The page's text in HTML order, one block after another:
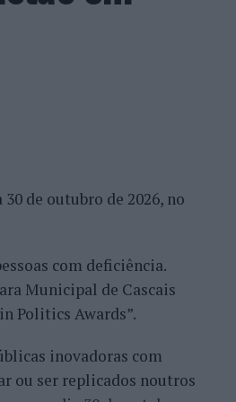
a prática de desportos
que leva a elencá-
desportivo e
a merecer a melhor
os meios
em ondas com
elevar-se acima da
Downwind liga a praia
categorias Kiteboard e
de Esposende, e
de outubro de 2026, no
com deficiência.
Municipal de Cascais
Politics Awards”.
inovadoras com
ou ser replicados noutros